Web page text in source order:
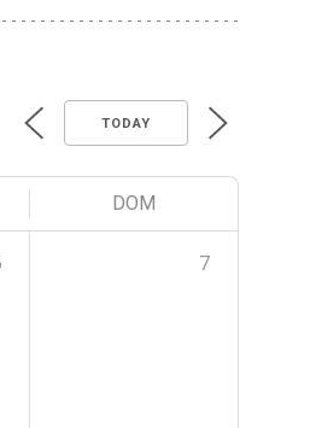
TODAY
DOM
7